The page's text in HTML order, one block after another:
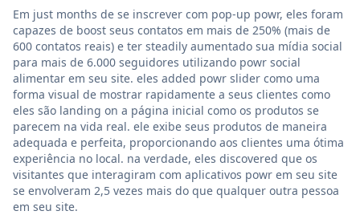
Em just months de se inscrever com pop-up powr, eles foram
capazes de boost seus contatos em mais de 250% (mais de
600 contatos reais) e ter steadily aumentado sua mídia social
para mais de 6.000 seguidores utilizando powr social
alimentar em seu site. eles added powr slider como uma
forma visual de mostrar rapidamente a seus clientes como
eles são landing on a página inicial como os produtos se
parecem na vida real. ele exibe seus produtos de maneira
adequada e perfeita, proporcionando aos clientes uma ótima
experiência no local. na verdade, eles discovered que os
visitantes que interagiram com aplicativos powr em seu site
se envolveram 2,5 vezes mais do que qualquer outra pessoa
em seu site.